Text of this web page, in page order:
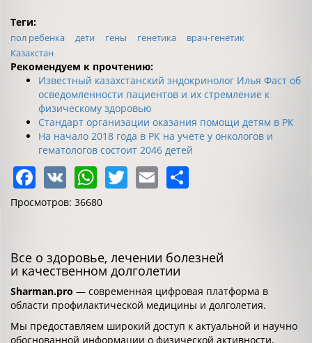
Теги:
пол ребенка дети гены генетика
врач-генетик
Казахстан
Рекомендуем к прочтению:
Известный казахстанский эндокринолог Илья Фаст об
осведомленности пациентов и их стремление к
физическому здоровью
Стандарт организации оказания помощи детям в РК
На начало 2018 года в РК на учете у онкологов и
гематологов состоит 2046 детей
Facebook
VK WhatsApp
Twitter
Email
Просмотров: 36680
Все о здоровье, лечении болезней
и качественном долголетии
Sharman.pro — современная цифровая платформа в
области профилактической медицины и долголетия.
Мы предоставляем широкий доступ к актуальной и научно
обоснованной информации о физической активности,